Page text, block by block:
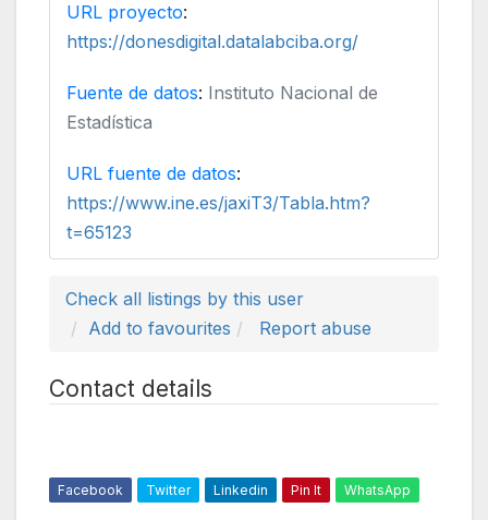
URL proyecto:
https://donesdigital.datalabciba.org/
Fuente de datos: Instituto Nacional de
Estadística
URL fuente de datos:
https://www.ine.es/jaxiT3/Tabla.htm?
t=65123
Check all listings by this user
Add to favourites
Report abuse
Contact details
Facebook Twitter Linkedin Pin It WhatsApp